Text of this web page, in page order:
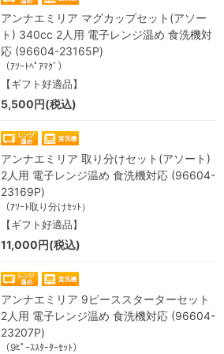
アンナエミリア マグカップセット(アソー
ト) 340cc 2人用 電子レンジ温め 食洗機対
応 (96604-23165P)
（ｱｿｰﾄﾍﾟｱﾏｸﾞ）
【ギフト好適品】
5,500円(税込)
アンナエミリア 取り分けセット(アソート)
2人用 電子レンジ温め 食洗機対応 (96604-
23169P)
（ｱｿｰﾄ取り分けｾｯﾄ）
【ギフト好適品】
11,000円(税込)
アンナエミリア 9ピーススターターセット
2人用 電子レンジ温め 食洗機対応 (96604-
23207P)
（9ﾋﾟｰｽｽﾀｰﾀｰｾｯﾄ）